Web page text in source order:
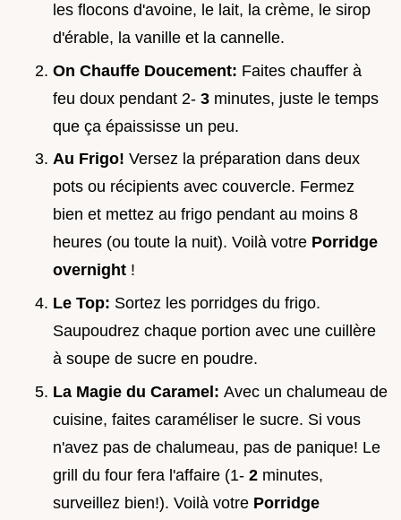
les flocons d'avoine, le lait, la crème, le sirop
d'érable, la vanille et la cannelle.
On Chauffe Doucement: Faites chauffer à
feu doux pendant 2- 3 minutes, juste le temps
que ça épaississe un peu.
Au Frigo! Versez la préparation dans deux
pots ou récipients avec couvercle. Fermez
bien et mettez au frigo pendant au moins 8
heures (ou toute la nuit). Voilà votre Porridge
overnight !
Le Top: Sortez les porridges du frigo.
Saupoudrez chaque portion avec une cuillère
à soupe de sucre en poudre.
La Magie du Caramel: Avec un chalumeau de
cuisine, faites caraméliser le sucre. Si vous
n'avez pas de chalumeau, pas de panique! Le
grill du four fera l'affaire (1- 2 minutes,
surveillez bien!). Voilà votre Porridge